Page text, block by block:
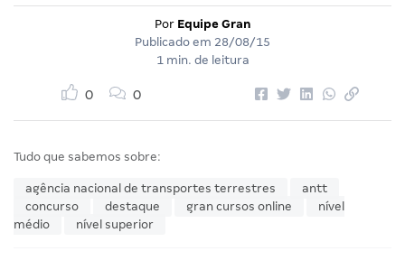
Por Equipe Gran
Publicado em 28/08/15
1 min. de leitura
0 0
Tudo que sabemos sobre:
agência nacional de transportes terrestres
antt
concurso
destaque gran cursos online
nível
médio
nível superior